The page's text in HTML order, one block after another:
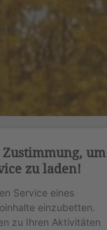
um
zu laden!
Service eines
einzubetten.
zu Ihren Aktivitäten